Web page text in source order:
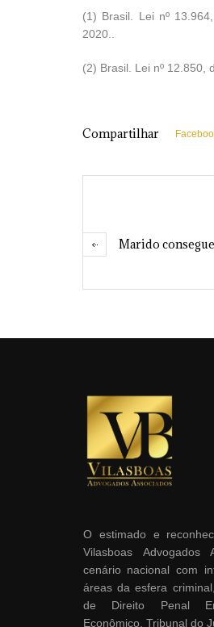
(1) Brasil. Lei nº
2020..
(2) Brasil. Lei nº 12.850,
Compartilhar
Marido
O estimado e
Vilasboas Advogados
cenário nacional com
áreas da esfera
de Direito Penal
Econômico, Tribunal do